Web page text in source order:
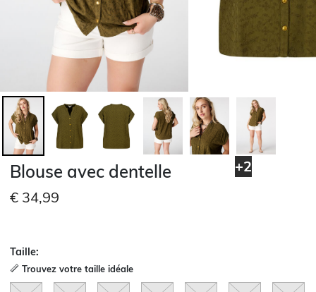
+2
Blouse avec dentelle
€ 34,99
Taille:
Trouvez votre taille idéale